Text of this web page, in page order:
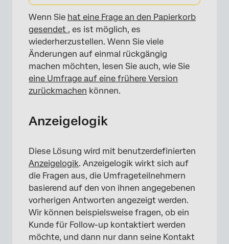
Wenn Sie hat eine Frage an den Papierkorb
gesendet , es ist möglich, es
wiederherzustellen. Wenn Sie viele
Änderungen auf einmal rückgängig
machen möchten, lesen Sie auch, wie Sie
eine Umfrage auf eine frühere Version
zurückmachen können.
Anzeigelogik
Diese Lösung wird mit benutzerdefinierten
Anzeigelogik. Anzeigelogik wirkt sich auf
die Fragen aus, die Umfrageteilnehmern
basierend auf den von ihnen angegebenen
vorherigen Antworten angezeigt werden.
Wir können beispielsweise fragen, ob ein
Kunde für Follow-up kontaktiert werden
möchte, und dann nur dann seine Kontakt